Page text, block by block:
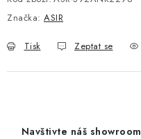
Značka: ASIR
Tisk Zeptat se
Navštivte náš showroom